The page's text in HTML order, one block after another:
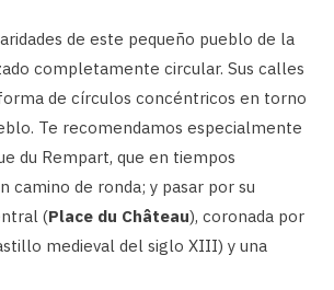
de este pequeño pueblo de la
completamente circular. Sus calles
de círculos concéntricos en torno
Te recomendamos especialmente
du Rempart, que en tiempos
camino de ronda; y pasar por su
(Place du Château), coronada por
medieval del siglo XIII) y una